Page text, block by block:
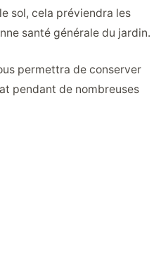
sol, cela préviendra les
santé générale du jardin.
permettra de conserver
pendant de nombreuses